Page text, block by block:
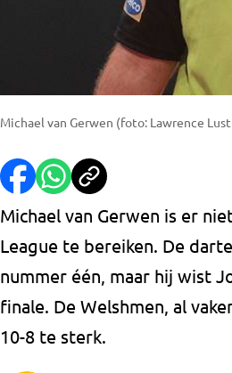
Michael van Gerwen (foto: Lawrence
Michael van Gerwen is er
League te bereiken. De
nummer één, maar hij wist
finale. De Welshmen, al
10-8 te sterk.